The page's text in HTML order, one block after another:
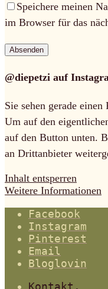
Speichere meinen
im Browser für das
@diepetzi auf
Sie sehen gerade
Um auf den
auf den Button unten.
an Drittanbieter
Inhalt entsperren
Weitere Informationen
Facebook
Instagram
Pinterest
Email
Bloglovin
Kontakt.